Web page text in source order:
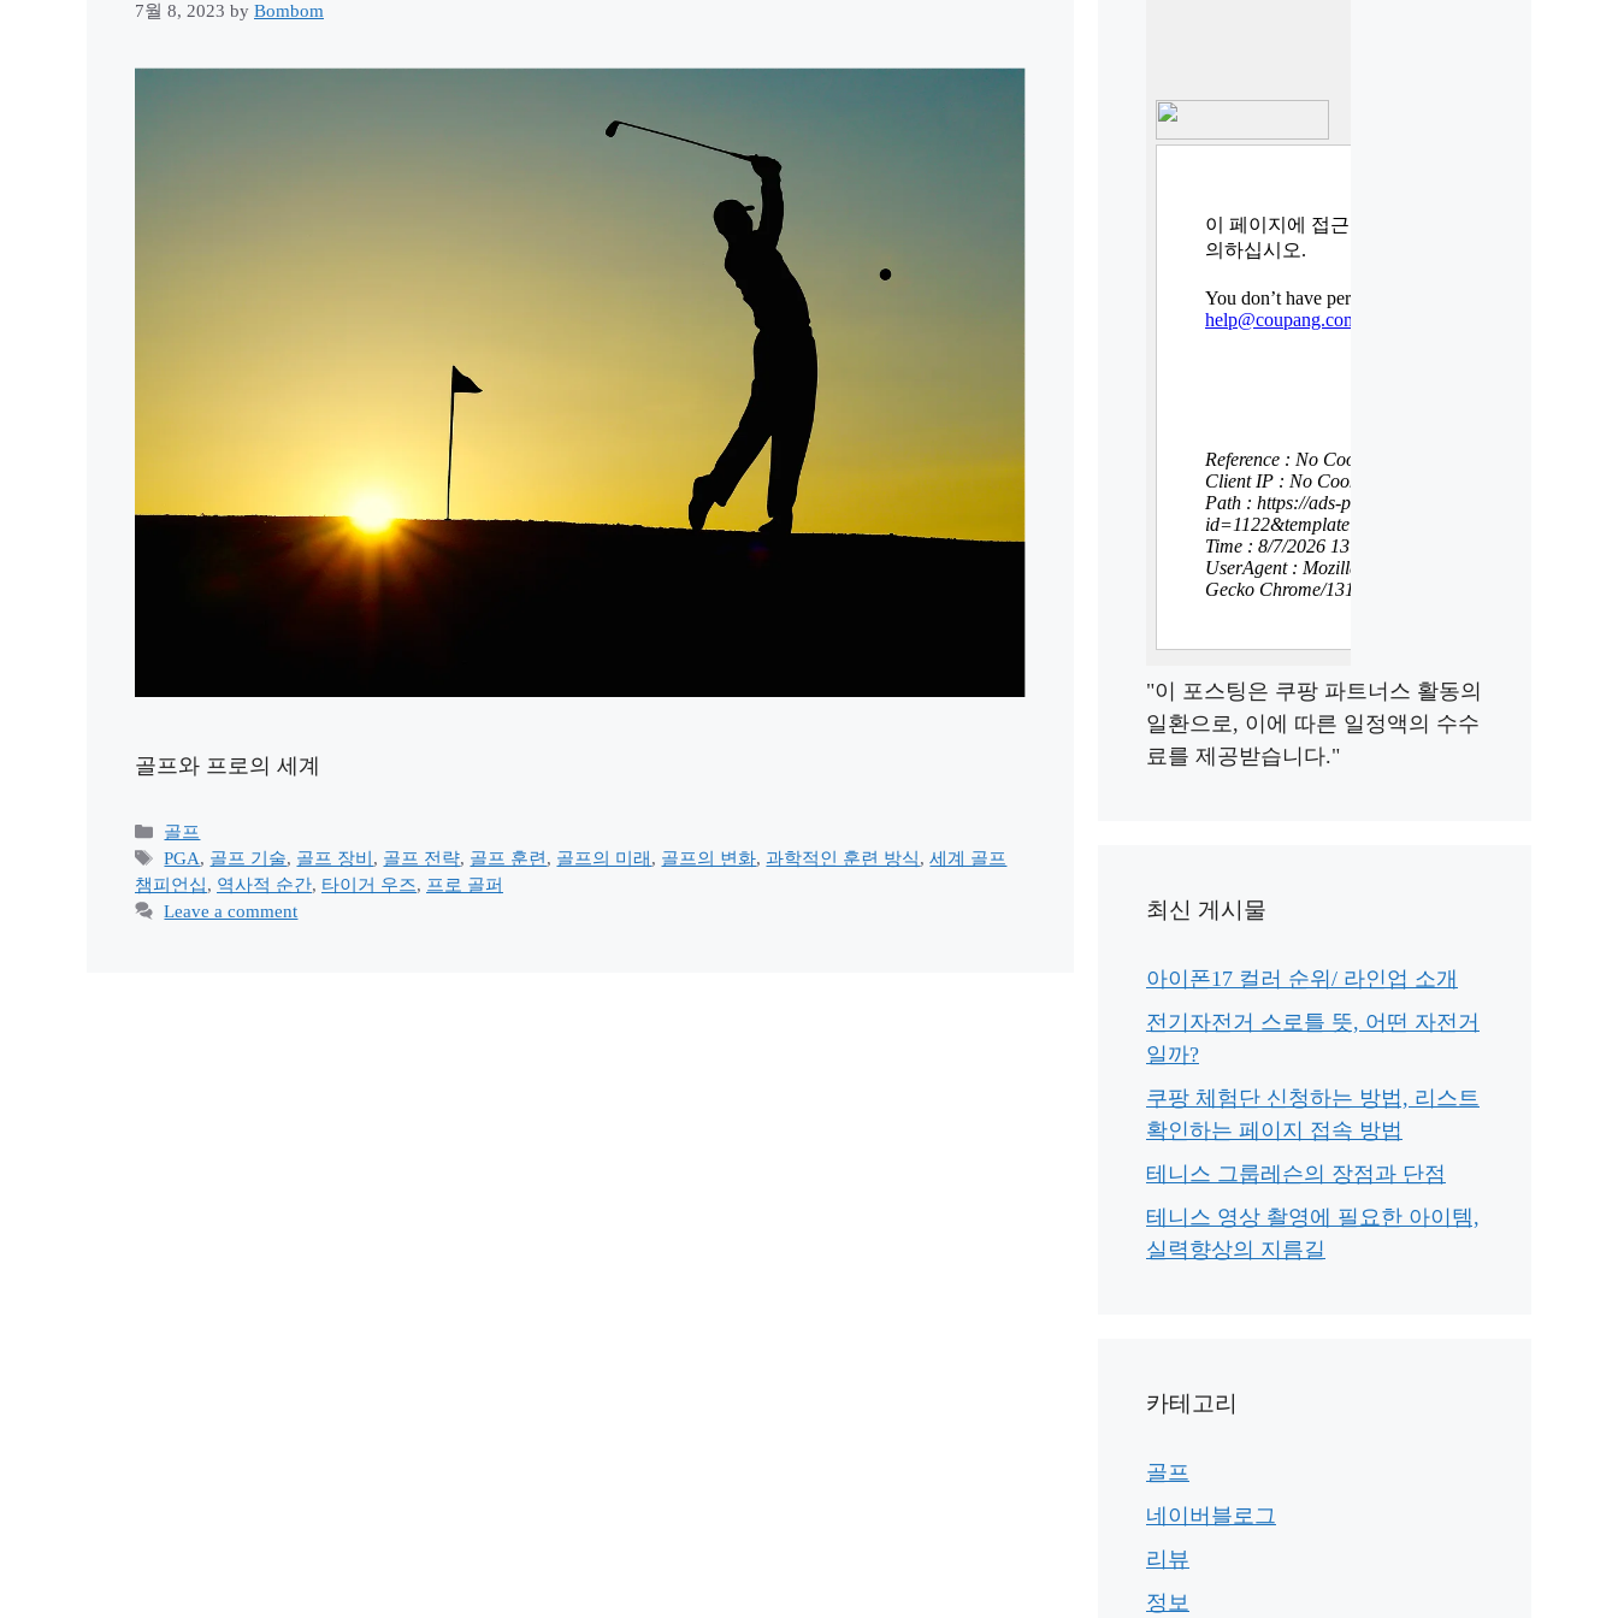
7월 8, 2023 by Bombom
골프와 프로의 세계
Categories
골프
Tags
PGA, 골프 기술, 골프 장비, 골프 전략, 골프 훈련, 골프의 미래, 골프의 변화,과학적인 훈련 방식,세계 골프
챔피언십, 역사적 순간, 타이거 우즈, 프로 골퍼
Leave a comment
"이 포스팅은 쿠팡 파트너스 활동의
일환으로, 이에 따른 일정액의 수수
료를 제공받습니다."
최신 게시물
아이폰17 컬러 순위/ 라인업 소개
전기자전거 스로틀 뜻, 어떤 자전거
일까?
쿠팡 체험단 신청하는 방법, 리스트
확인하는 페이지 접속 방법
테니스 그룹레슨의 장점과 단점
테니스 영상 촬영에 필요한 아이템,
실력향상의 지름길
카테고리
골프
네이버블로그
리뷰
정보